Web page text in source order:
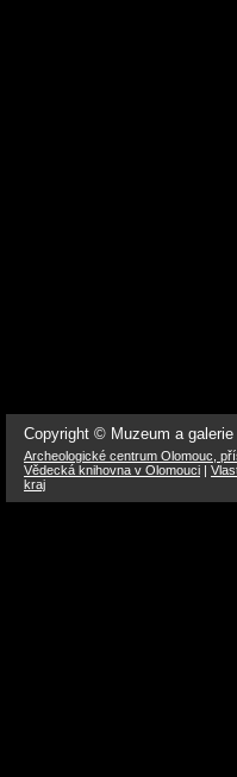
Copyright © Muzeum a
Archeologické centrum Olomouc,
Vědecká knihovna v Olomouci
kraj